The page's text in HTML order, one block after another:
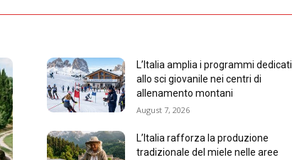
L’Italia amplia i programmi dedicati
allo sci giovanile nei centri di
allenamento montani
August 7, 2026
L’Italia rafforza la produzione
tradizionale del miele nelle aree